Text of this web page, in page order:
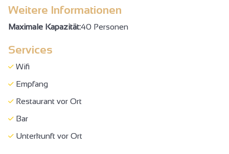
Weitere Informationen
Maximale Kapazität:40 Personen
Services
Wifi
Empfang
Restaurant vor Ort
Bar
Unterkunft vor Ort